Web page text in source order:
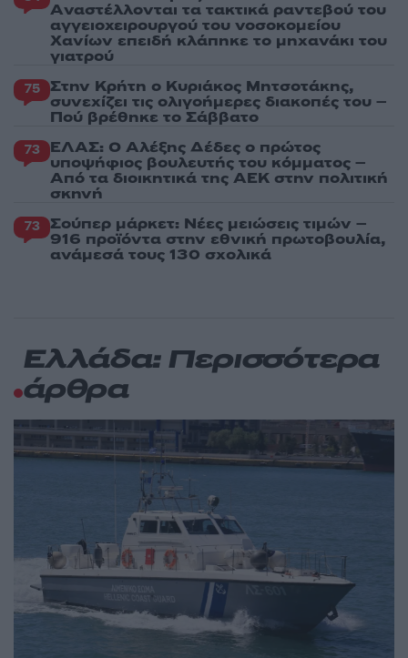
Aναστέλλονται τα τακτικά ραντεβού του
αγγειοχειρουργού του νοσοκομείου
Χανίων επειδή κλάπηκε το μηχανάκι του
γιατρού
75 Στην Κρήτη ο Κυριάκος Μητσοτάκης,
συνεχίζει τις ολιγοήμερες διακοπές του –
Πού βρέθηκε το Σάββατο
73 ΕΛΑΣ: Ο Αλέξης Δέδες ο πρώτος
υποψήφιος βουλευτής του κόμματος –
Από τα διοικητικά της ΑΕΚ στην πολιτική
σκηνή
73 Σούπερ μάρκετ: Νέες μειώσεις τιμών –
916 προϊόντα στην εθνική πρωτοβουλία,
ανάμεσά τους 130 σχολικά
Ελλάδα: Περισσότερα
άρθρα